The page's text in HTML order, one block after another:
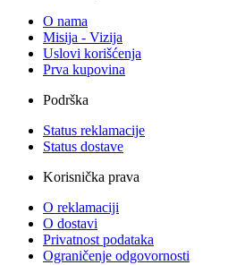
O nama
Misija - Vizija
Uslovi korišćenja
Prva kupovina
Podrška
Status reklamacije
Status dostave
Korisnička prava
O reklamaciji
O dostavi
Privatnost podataka
Ograničenje odgovornosti